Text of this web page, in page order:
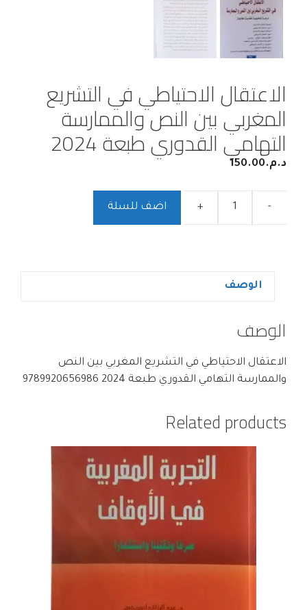
الاعتقال الاحتياطي في التشريع
المغربي بين النص والممارسة
التهامي القدوري طبعة 2024
د.م.150.00
-
+ اضف للسلة
الوصف
الوصف
الاعتقال الاحتياطي في التشريع المغربي بين النص
والممارسة التهامي القدوري طبعة 2024 9789920656986
Related products